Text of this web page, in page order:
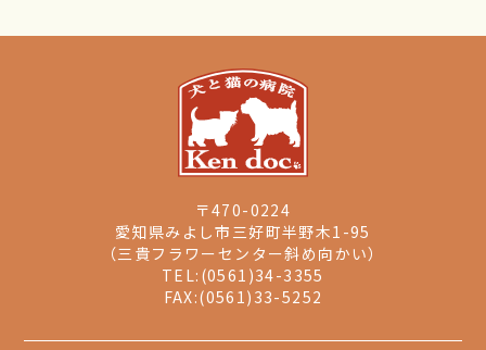
〒470-0224
愛知県みよし市三好町半野木1-95
（三貴フラワーセンター斜め向かい）
TEL:(0561)34-3355
FAX:(0561)33-5252